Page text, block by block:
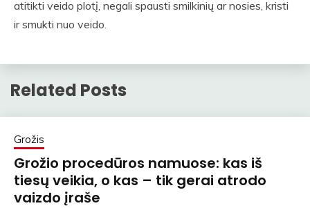
atitikti veido plotį, negali spausti smilkinių ar nosies, kristi
ir smukti nuo veido.
Related Posts
Grožis
Grožio procedūros namuose: kas iš
tiesų veikia, o kas – tik gerai atrodo
vaizdo įraše